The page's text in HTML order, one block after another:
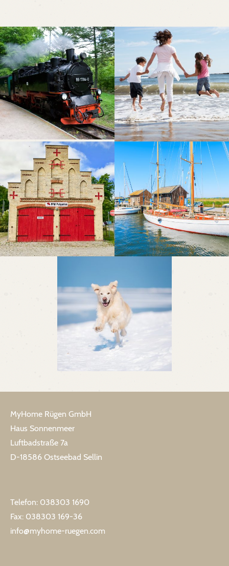
MyHome Rügen GmbH
Haus Sonnenmeer
Luftbadstraße 7a
D-18586 Ostseebad Sellin
Telefon: 038303 1690
Fax: 038303 169-36
info@myhome-ruegen.com